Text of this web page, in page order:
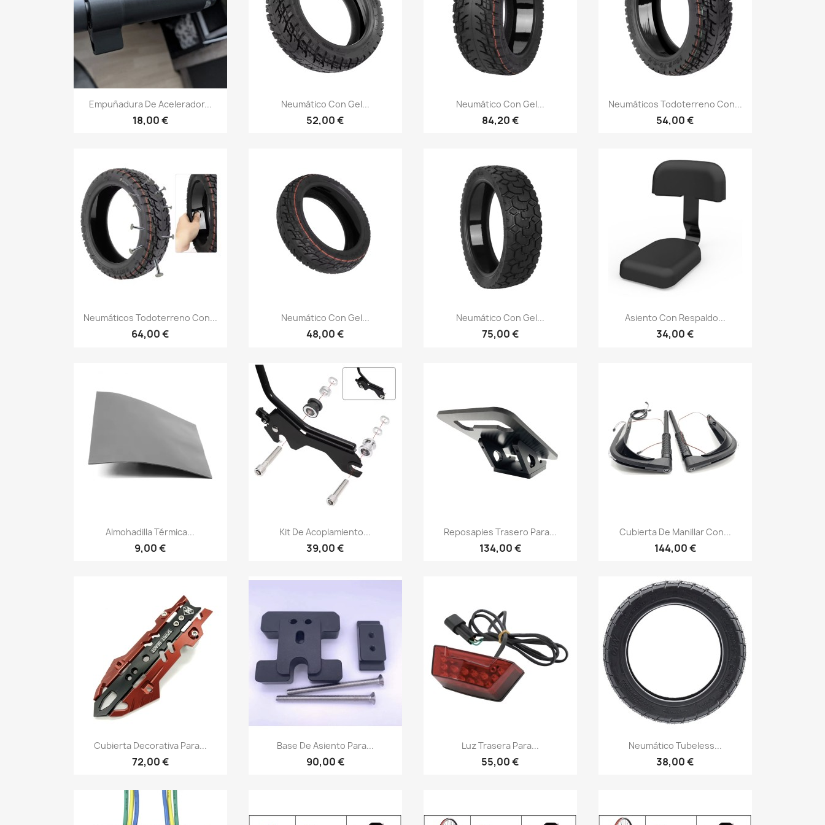
Vista rápida
Empuñadura De Acelerador...
18,00 €
Vista rápida
Neumático Con Gel...
52,00 €
Vista rápida
Neumático Con Gel...
84,20 €
Vista rápida
Neumáticos Todoterreno Con...
54,00 €
Vista rápida
Neumáticos Todoterreno Con...
64,00 €
Vista rápida
Neumático Con Gel...
48,00 €
Vista rápida
Neumático Con Gel...
75,00 €
Vista rápida
Asiento Con Respaldo...
34,00 €
Vista rápida
Almohadilla Térmica...
9,00 €
 Vista rápida
Kit De Acoplamiento...
39,00 €
Vista rápida
Reposapies Trasero Para...
134,00 €
Vista rápida
Cubierta De Manillar Con...
144,00 €
Vista rápida
Cubierta Decorativa Para...
72,00 €
Vista rápida
Base De Asiento Para...
90,00 €
Vista rápida
Luz Trasera Para...
55,00 €
Vista rápida
Neumático Tubeless...
38,00 €